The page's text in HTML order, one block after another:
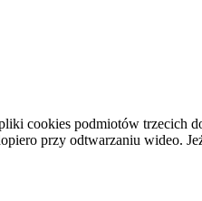
cookies podmiotów trzecich
przy odtwarzaniu wideo.